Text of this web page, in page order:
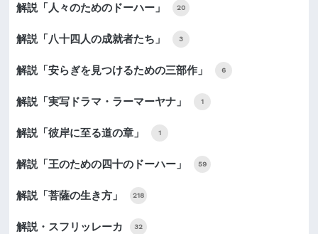
解説「人々のためのドーハー」 20
解説「八十四人の成就者たち」 3
解説「安らぎを見つけるための三部作」 6
解説「実写ドラマ・ラーマーヤナ」 1
解説「彼岸に至る道の章」 1
解説「王のための四十のドーハー」 59
解説「菩薩の生き方」 218
解説・スフリッレーカ 32